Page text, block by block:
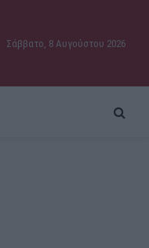
Σάββατο, 8 Αυγούστου 2026